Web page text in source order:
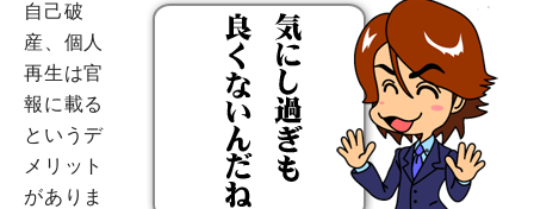
自己破
産、個人
再生は官
報に載る
というデ
メリット
がありま